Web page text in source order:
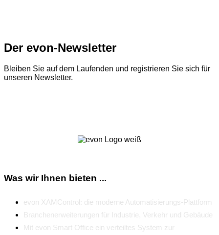
Der evon-Newsletter
Bleiben Sie auf dem Laufenden und registrieren Sie sich für
unseren Newsletter.
Was wir Ihnen bieten ...
evon XAMControl: die moderne Automatisierungs-Plattform
Branchenerweiterungen für Industrie, Verkehr und Gebäude
Mit evon Smart Office ein verteiltes System zur